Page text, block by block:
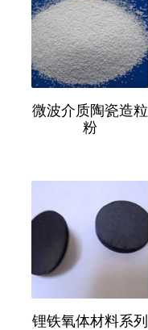
微波介质陶瓷造粒
粉
锂铁氧体材料系列